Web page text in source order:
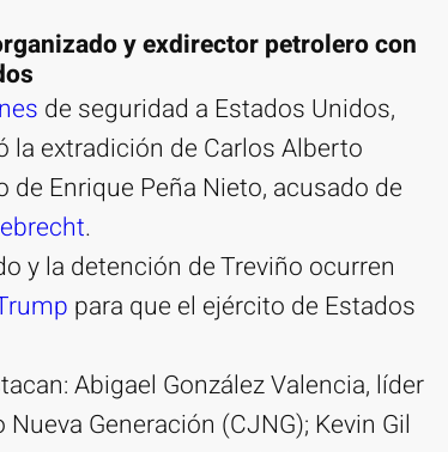
y exdirector petrolero con
de seguridad a Estados Unidos,
extradición de Carlos Alberto
Enrique Peña Nieto, acusado de
.
y la detención de Treviño ocurren
para que el ejército de Estados
Abigael González Valencia, líder
Generación (CJNG); Kevin Gil